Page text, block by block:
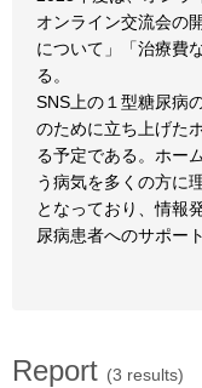
オンライン交流会の
について」「治療費
る。
SNS上の１型糖尿病
のために立ち上げた
る予定である。ホー
う病気を多くの方に
となっており、情報
尿病患者へのサポー
Report (3 results)